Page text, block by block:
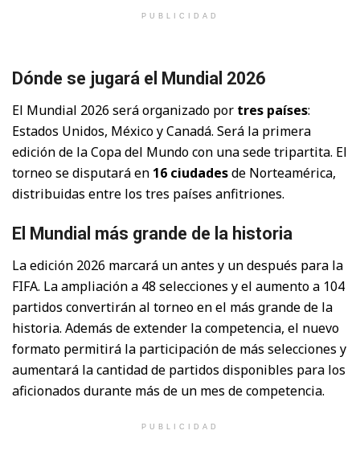
PUBLICIDAD
Dónde se jugará el Mundial 2026
El Mundial 2026 será organizado por tres países:
Estados Unidos, México y Canadá. Será la primera
edición de la Copa del Mundo con una sede tripartita. El
torneo se disputará en 16 ciudadesde Norteamérica,
distribuidas entre los tres países anfitriones.
El Mundial más grande de la historia
La edición 2026 marcará un antes y un después para la
FIFA. La ampliación a 48 selecciones y el aumento a 104
partidos convertirán al torneo en el más grande de la
historia. Además de extender la competencia, el nuevo
formato permitirá la participación de más selecciones y
aumentará la cantidad de partidos disponibles para los
aficionados durante más de un mes de competencia.
PUBLICIDAD